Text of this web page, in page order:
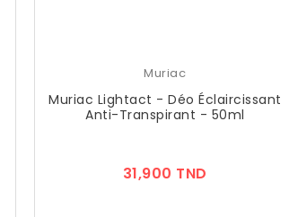
Muriac
Muriac Lightact - Déo Éclaircissant
Anti-Transpirant - 50ml
31,900 TND